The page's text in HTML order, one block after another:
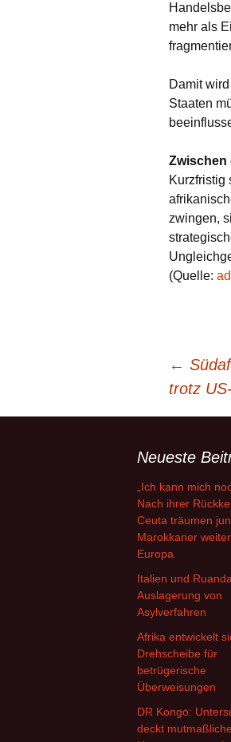
mehr als
Damit
Staaten
Zwischen
Kurzfristig
zwingen,
(Quelle:
Beitragsnavigation
←
trotz
Neueste
„Ich kann mich
Nach ihrer
Ceuta träumen
Marokkaner
Europa
Italien und
Auslagerung von
Asylverfahren
Afrika entwickelt
Drehscheibe für
betrügerische
Überweisungen
DR Kongo:
deckt mutmaßliche